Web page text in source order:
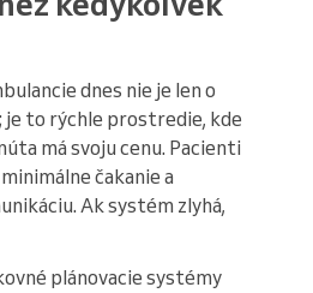
dnes nie je len o
je to rýchle prostredie, kde
má svoju cenu. Pacienti
čakanie a
Ak systém zlyhá,
plánovacie systémy